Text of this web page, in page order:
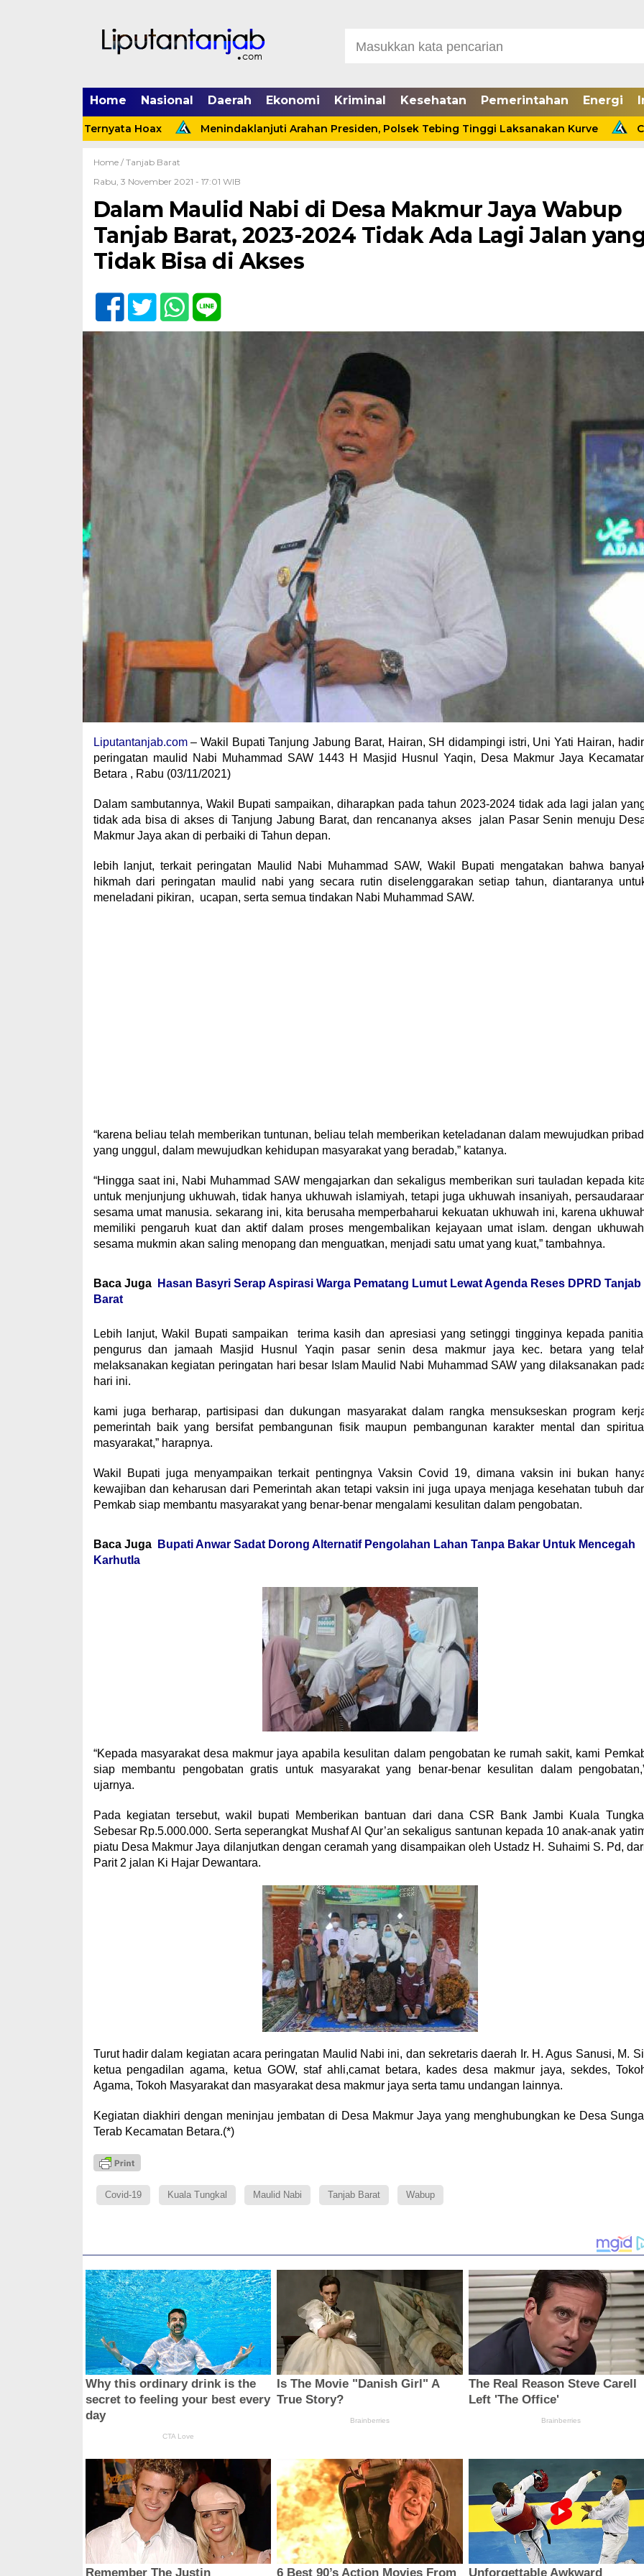
Home Nasional Daerah Ekonomi Kriminal Kesehatan Pemerintahan Energi
Ternyata Hoax Menindaklanjuti Arahan Presiden, Polsek Tebing Tinggi Laksanakan Kurve Cinta
Home / Tanjab Barat
Rabu, 3 November 2021 - 17:01 WIB
Dalam Maulid Nabi di Desa Makmur Jaya Wabup
Tanjab Barat, 2023-2024 Tidak Ada Lagi Jalan
Tidak Bisa di Akses
Liputantanjab.com– Wakil Bupati Tanjung Jabung Barat, Hairan, SH didampingi istri, Uni Yati Hairan,
peringatan maulid Nabi Muhammad SAW 1443 H Masjid Husnul Yaqin, Desa Makmur Jaya
Betara , Rabu (03/11/2021)
Dalam sambutannya, Wakil Bupati sampaikan, diharapkan pada tahun 2023-2024 tidak ada lagi jalan
tidak ada bisa di akses di Tanjung Jabung Barat, dan rencananya akses jalan Pasar Senin menuju
Makmur Jaya akan di perbaiki di Tahun depan.
lebih lanjut, terkait peringatan Maulid Nabi Muhammad SAW, Wakil Bupati mengatakan bahwa
hikmah dari peringatan maulid nabi yang secara rutin diselenggarakan setiap tahun, diantaranya
meneladani pikiran, ucapan, serta semua tindakan Nabi Muhammad SAW.
“karena beliau telah memberikan tuntunan, beliau telah memberikan keteladanan dalam mewujudkan
yang unggul, dalam mewujudkan kehidupan masyarakat yang beradab,” katanya.
“Hingga saat ini, Nabi Muhammad SAW mengajarkan dan sekaligus memberikan suri tauladan kepada
untuk menjunjung ukhuwah, tidak hanya ukhuwah islamiyah, tetapi juga ukhuwah insaniyah,
sesama umat manusia. sekarang ini, kita berusaha memperbaharui kekuatan ukhuwah ini, karena
memiliki pengaruh kuat dan aktif dalam proses mengembalikan kejayaan umat islam. dengan
sesama mukmin akan saling menopang dan menguatkan, menjadi satu umat yang kuat,” tambahnya.
Baca Juga
Hasan Basyri Serap Aspirasi Warga Pematang Lumut Lewat Agenda Reses DPRD Tanjab
Barat
Lebih lanjut, Wakil Bupati sampaikan terima kasih dan apresiasi yang setinggi tingginya kepada
pengurus dan jamaah Masjid Husnul Yaqin pasar senin desa makmur jaya kec. betara yang
melaksanakan kegiatan peringatan hari besar Islam Maulid Nabi Muhammad SAW yang dilaksanakan
hari ini.
kami juga berharap, partisipasi dan dukungan masyarakat dalam rangka mensukseskan program
pemerintah baik yang bersifat pembangunan fisik maupun pembangunan karakter mental dan spiritual
masyarakat,” harapnya.
Wakil Bupati juga menyampaikan terkait pentingnya Vaksin Covid 19, dimana vaksin ini bukan
kewajiban dan keharusan dari Pemerintah akan tetapi vaksin ini juga upaya menjaga kesehatan tubuh
Pemkab siap membantu masyarakat yang benar-benar mengalami kesulitan dalam pengobatan.
Baca Juga
Bupati Anwar Sadat Dorong Alternatif Pengolahan Lahan Tanpa Bakar Untuk Mencegah
Karhutla
“Kepada masyarakat desa makmur jaya apabila kesulitan dalam pengobatan ke rumah sakit, kami
siap membantu pengobatan gratis untuk masyarakat yang benar-benar kesulitan dalam
ujarnya.
Pada kegiatan tersebut, wakil bupati Memberikan bantuan dari dana CSR Bank Jambi Kuala Tungkal
Sebesar Rp.5.000.000. Serta seperangkat Mushaf Al Qur’an sekaligus santunan kepada 10 anak-anak
piatu Desa Makmur Jaya dilanjutkan dengan ceramah yang disampaikan oleh Ustadz H. Suhaimi S. Pd,
Parit 2 jalan Ki Hajar Dewantara.
Turut hadir dalam kegiatan acara peringatan Maulid Nabi ini, dan sekretaris daerah Ir. H. Agus Sanusi, M.
ketua pengadilan agama, ketua GOW, staf ahli,camat betara, kades desa makmur jaya, sekdes,
Agama, Tokoh Masyarakat dan masyarakat desa makmur jaya serta tamu undangan lainnya.
Kegiatan diakhiri dengan meninjau jembatan di Desa Makmur Jaya yang menghubungkan ke Desa
Terab Kecamatan Betara.(*)
Covid-19 Kuala Tungkal Maulid Nabi Tanjab Barat Wabup